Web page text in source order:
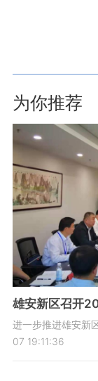
为你推荐
雄安新区召开
进一步推进雄安新
07 19:11:36